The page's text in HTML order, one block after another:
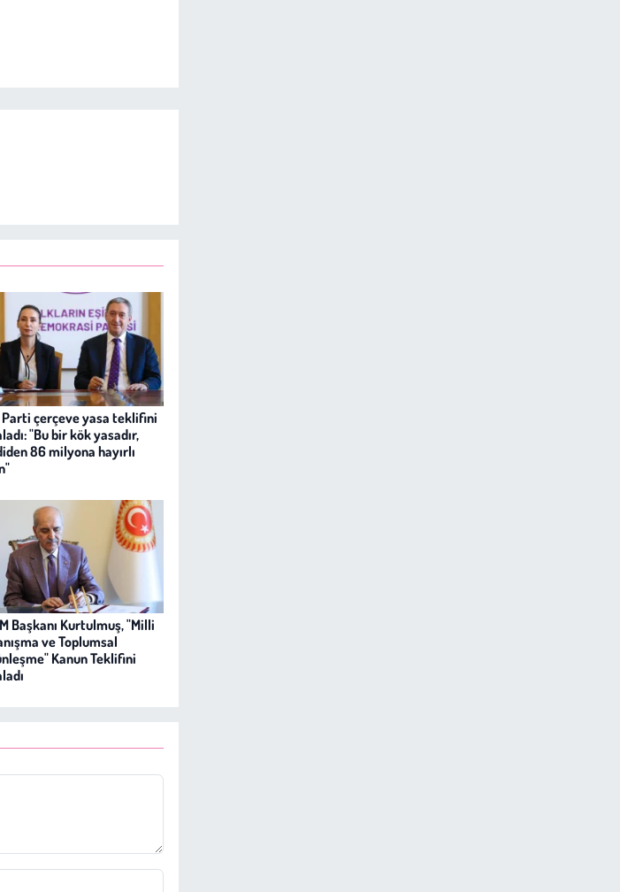
Parti çerçeve yasa teklifini
"Bu bir kök yasadır,
86 milyona hayırlı
Başkanı Kurtulmuş, "Milli
ve Toplumsal
Kanun Teklifini